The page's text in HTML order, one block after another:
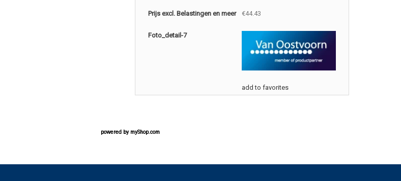
Prijs excl. Belastingen en meer €44.43
Foto_detail-7
add to favorites
powered by myShop.com